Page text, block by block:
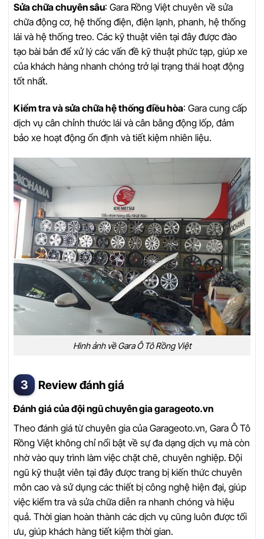
Sửa chữa chuyên sâu: Gara Rồng Việt chuyên về sửa
chữa động cơ, hệ thống điện, điện lạnh, phanh, hệ thống
lái và hệ thống treo. Các kỹ thuật viên tại đây được đào
tạo bài bản để xử lý các vấn đề kỹ thuật phức tạp, giúp xe
của khách hàng nhanh chóng trở lại trạng thái hoạt động
tốt nhất.
Kiểm tra và sửa chữa hệ thống điều hòa: Gara cung cấp
dịch vụ cân chỉnh thước lái và cân bằng động lốp, đảm
bảo xe hoạt động ổn định và tiết kiệm nhiên liệu.
Hình ảnh về Gara Ô Tô Rồng Việt
Review đánh giá
Đánh giá của đội ngũ chuyên gia garageoto.vn
Theo đánh giá từ chuyên gia của Garageoto.vn, Gara Ô Tô
Rồng Việt không chỉ nổi bật về sự đa dạng dịch vụ mà còn
nhờ vào quy trình làm việc chặt chẽ, chuyên nghiệp. Đội
ngũ kỹ thuật viên tại đây được trang bị kiến thức chuyên
môn cao và sử dụng các thiết bị công nghệ hiện đại, giúp
việc kiểm tra và sửa chữa diễn ra nhanh chóng và hiệu
quả. Thời gian hoàn thành các dịch vụ cũng luôn được tối
ưu, giúp khách hàng tiết kiệm thời gian.